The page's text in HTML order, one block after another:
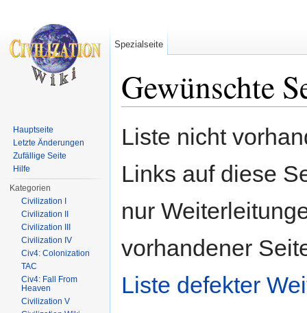
Gewünschte
Liste nicht
Links auf diese
nur
vorhandener
Liste defekter
Spezialseite
Hauptseite
Letzte Änderungen
Zufällige Seite
Hilfe
Kategorien
Civilization I
Civilization II
Civilization III
Civilization IV
Civ4: Colonization
TAC
Civ4: Fall From
Heaven
Civilization V